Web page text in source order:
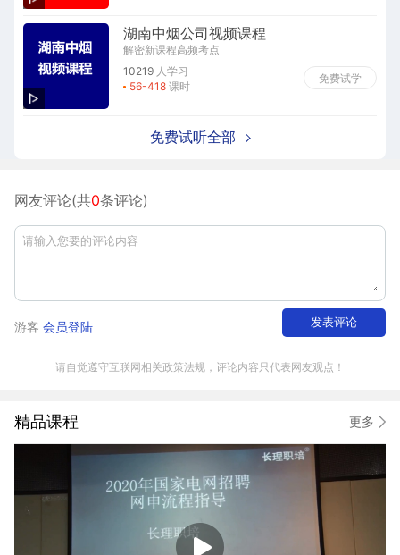
湖南中烟公司视频课程
解密新课程高频考点
10219人学习
56-418 课时
免费试学
免费试听全部
网友评论(共0条评论)
游客 会员登陆 发表评论
请自觉遵守互联网相关政策法规，评论内容只代表网友观点！
精品课程 更多